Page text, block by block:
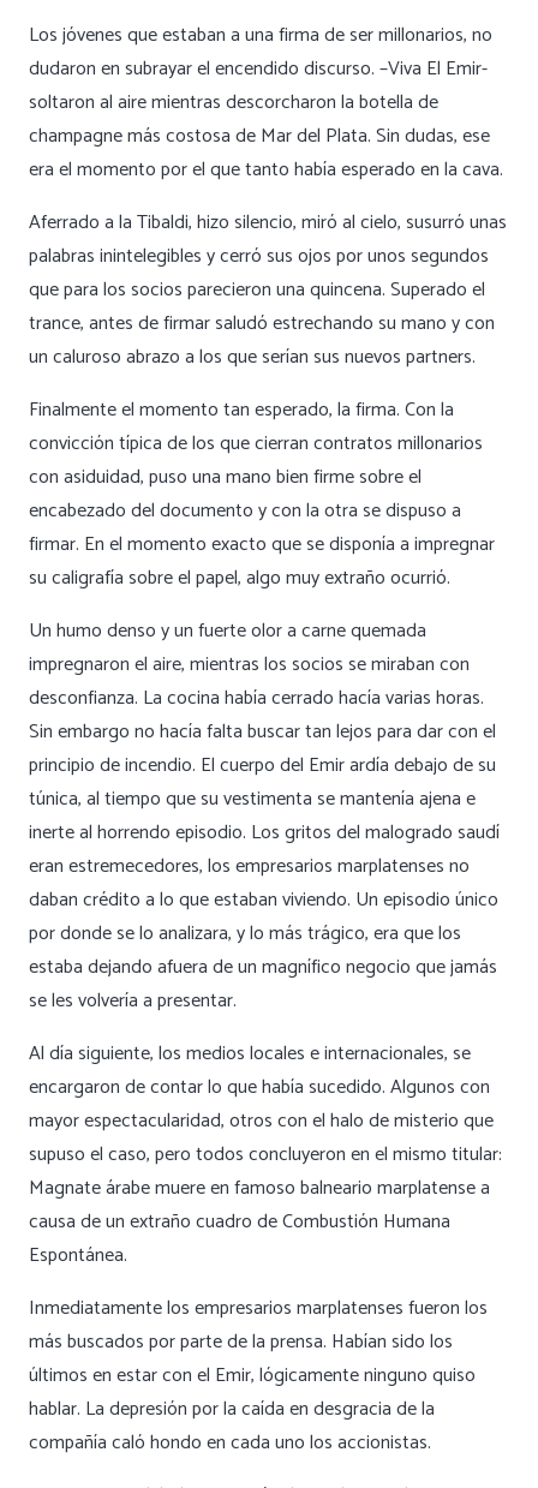
Los jóvenes que estaban a una firma de ser millonarios, no
dudaron en subrayar el encendido discurso. –Viva El Emir-
soltaron al aire mientras descorcharon la botella de
champagne más costosa de Mar del Plata. Sin dudas, ese
era el momento por el que tanto había esperado en la cava.
Aferrado a la Tibaldi, hizo silencio, miró al cielo, susurró unas
palabras inintelegibles y cerró sus ojos por unos segundos
que para los socios parecieron una quincena. Superado el
trance, antes de firmar saludó estrechando su mano y con
un caluroso abrazo a los que serían sus nuevos partners.
Finalmente el momento tan esperado, la firma. Con la
convicción típica de los que cierran contratos millonarios
con asiduidad, puso una mano bien firme sobre el
encabezado del documento y con la otra se dispuso a
firmar. En el momento exacto que se disponía a impregnar
su caligrafía sobre el papel, algo muy extraño ocurrió.
Un humo denso y un fuerte olor a carne quemada
impregnaron el aire, mientras los socios se miraban con
desconfianza. La cocina había cerrado hacía varias horas.
Sin embargo no hacía falta buscar tan lejos para dar con el
principio de incendio. El cuerpo del Emir ardía debajo de su
túnica, al tiempo que su vestimenta se mantenía ajena e
inerte al horrendo episodio. Los gritos del malogrado saudí
eran estremecedores, los empresarios marplatenses no
daban crédito a lo que estaban viviendo. Un episodio único
por donde se lo analizara, y lo más trágico, era que los
estaba dejando afuera de un magnífico negocio que jamás
se les volvería a presentar.
Al día siguiente, los medios locales e internacionales, se
encargaron de contar lo que había sucedido. Algunos con
mayor espectacularidad, otros con el halo de misterio que
supuso el caso, pero todos concluyeron en el mismo titular:
Magnate árabe muere en famoso balneario marplatense a
causa de un extraño cuadro de Combustión Humana
Espontánea.
Inmediatamente los empresarios marplatenses fueron los
más buscados por parte de la prensa. Habían sido los
últimos en estar con el Emir, lógicamente ninguno quiso
hablar. La depresión por la caída en desgracia de la
compañía caló hondo en cada uno los accionistas.